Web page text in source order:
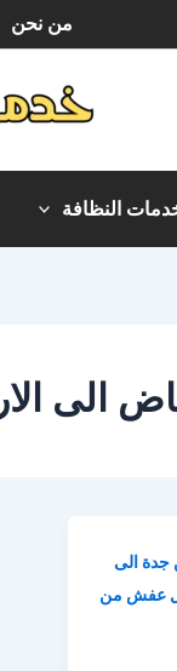
من نحن
النظافة
الى
الى
عفش من